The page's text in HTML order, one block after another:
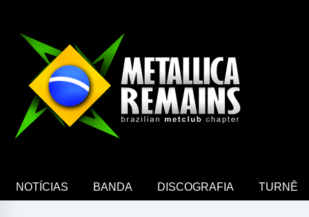
NOTÍCIAS BANDA DISCOGRAFIA TURNÊ